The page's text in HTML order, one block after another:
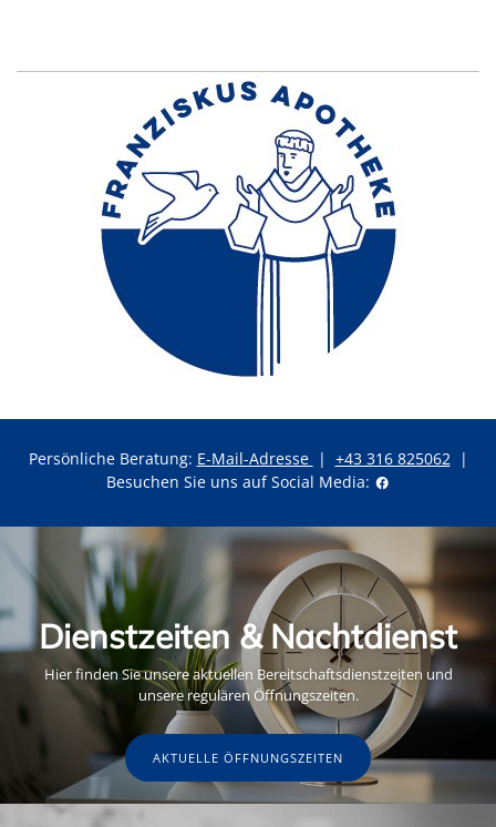
Persönliche Beratung: E-Mail-Adresse | +43 316 825062|
Besuchen Sie uns auf Social Media:
Dienstzeiten & Nachtdienst
Hier finden Sie unsere aktuellen Bereitschaftsdienstzeiten und
unsere regulären Öffnungszeiten.
AKTUELLE ÖFFNUNGSZEITEN